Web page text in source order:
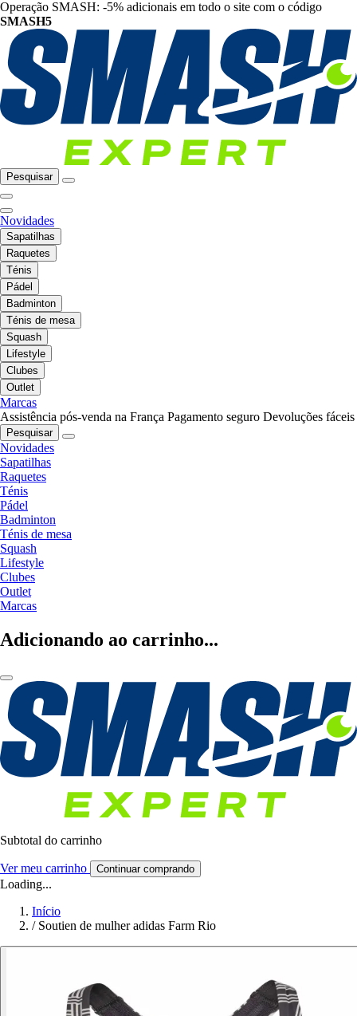
Operação SMASH: -5% adicionais em todo o site com o código
SMASH5
Pesquisar
Novidades
Sapatilhas
Raquetes
Ténis
Pádel
Badminton
Ténis de mesa
Squash
Lifestyle
Clubes
Outlet
Marcas
Assistência pós-venda na França Pagamento seguro Devoluções fáceis
Pesquisar
Novidades
Sapatilhas
Raquetes
Ténis
Pádel
Badminton
Ténis de mesa
Squash
Lifestyle
Clubes
Outlet
Marcas
Adicionando ao carrinho...
Subtotal do carrinho
Ver meu carrinho Continuar comprando
Loading...
Início
/ Soutien de mulher adidas Farm Rio